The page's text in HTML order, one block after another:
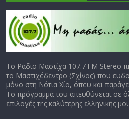
Το Ράδιο Μαστίχα 107.7 FM Stereo
το Μαστιχόδεντρο (Σχίνος) που
μόνο στη Νότια Χίο, όπου και
Το πρόγραμμά του απευθύνεται σε
επιλογές της καλύτερης ελληνικής